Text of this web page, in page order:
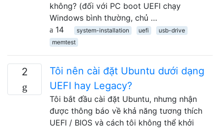
không? (đối với PC boot UEFI chạy
Windows bình thường, chủ …
14
system-installation uefi
usb-drive
memtest
2
Tôi nên cài đặt Ubuntu dưới dạng
UEFI hay Legacy?
Tôi bắt đầu cài đặt Ubuntu, nhưng nhận
được thông báo về khả năng tương thích
UEFI / BIOS và cách tôi không thể khởi